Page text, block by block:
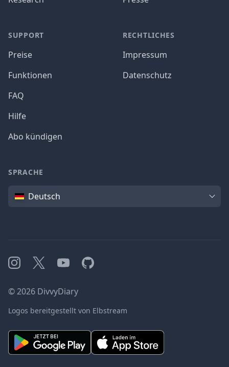
SUPPORT
Preise
Funktionen
FAQ
Hilfe
Abo kündigen
RECHTLICHES
Impressum
Datenschutz
SPRACHE
SpracheDeutsch
Instagram
X YouTubeGitHub
©2026 DivvyDiary
Logos bereitgestellt von Elbstream